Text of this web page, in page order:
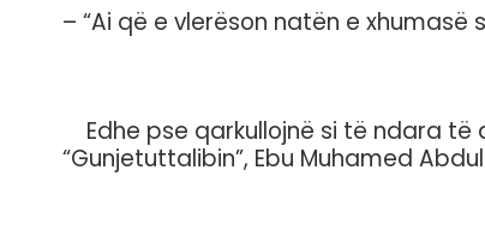
– “Ai që e vlerëson natën e
Edhe pse qarkullojnë si të ndara
“Gunjetuttalibin”, Ebu Muhamed